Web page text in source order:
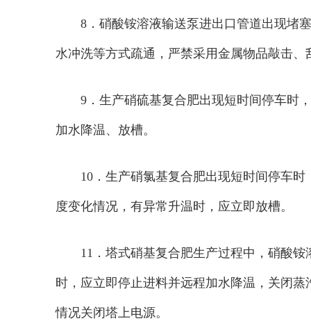
8．硝酸铵溶液输送泵进出口管道出现堵
水冲洗等方式疏通，严禁采用金属物品敲击、
9．生产硝硫基复合肥出现短时间停车时
加水降温、放槽。
10．生产硝氯基复合肥出现短时间停车
度变化情况，有异常升温时，应立即放槽。
11．塔式硝基复合肥生产过程中，硝酸
时，应立即停止进料并远程加水降温，关闭
情况关闭塔上电源。